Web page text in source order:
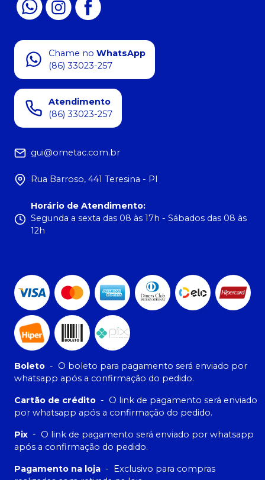
Chame no WhatsApp
(86) 33023-257
Atendimento
(86) 33023-257
gui@ometac.com.br
Rua Barroso, 441 Teresina - PI
Horário de Atendimento:
Segunda a sexta das 08 às 17h - Sábados das 08 às
12h
Boleto - O boleto para pagamento será enviado por
whatsapp após a confirmação do pedido.
Cartão de crédito - O link de pagamento será enviado
por whatsapp após a confirmação do pedido.
Pix - O link de pagamento será enviado por whatsapp
após a confirmação do pedido.
Pagamento na loja -
Exclusivo para compras